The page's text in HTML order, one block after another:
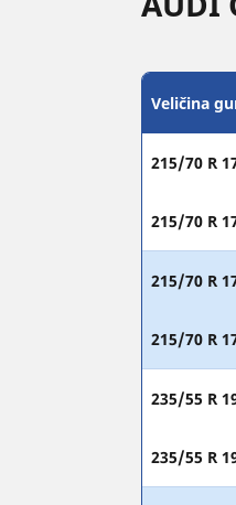
Veličina
215/70 R
215/70 R
215/70 R
215/70 R
235/55 R
235/55 R